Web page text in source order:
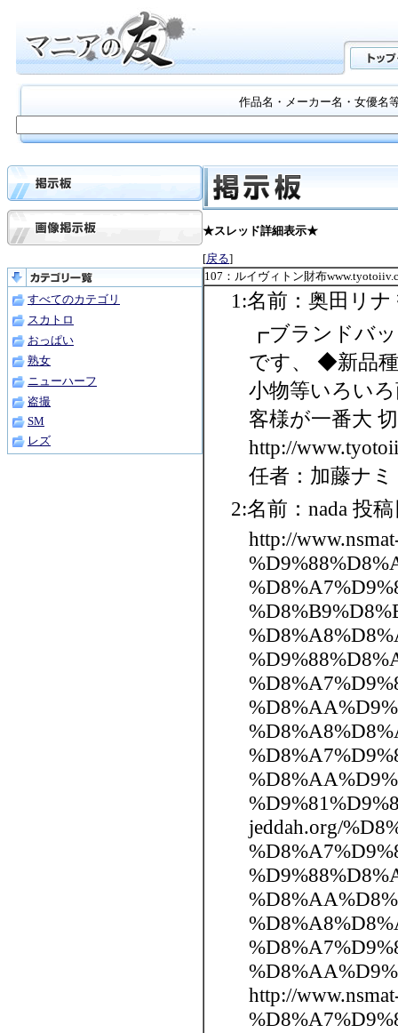
作品名・メーカー名・女優名
すべてのカテゴリ
スカトロ
おっぱい
熟女
ニューハーフ
盗撮
SM
レズ
★スレッド詳細表示★
[戻る]
107：ルイヴィトン財布
1:名前：奥田リナ
┏ブランドバ
です、 ◆新品
小物等いろい
客様が一番大
http://
任者：加藤ナミ
2:名前：nada 投
http://
jeddah.org/
http://